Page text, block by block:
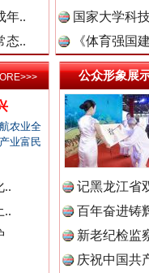
“
年..
态..
国家大学科
《体育强国
农业全
业富民
..
..
公众形象展
记黑龙江省
百年奋进铸
新老纪检监
庆祝中国共